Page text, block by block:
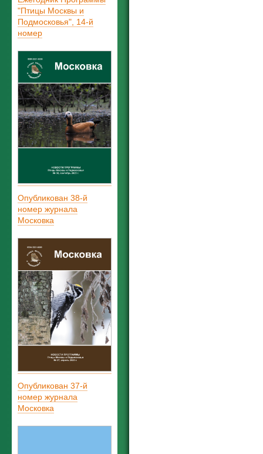
"Птицы Москвы и
Подмосковья", 14-й
номер
Опубликован 38-й
номер журнала
Московка
Опубликован 37-й
номер журнала
Московка